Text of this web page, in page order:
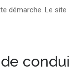
démarche. Le site